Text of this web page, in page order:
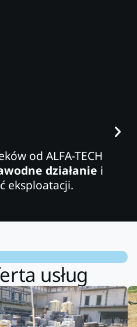
od ALFA-TECH
działanie i
eksploatacji.
usług